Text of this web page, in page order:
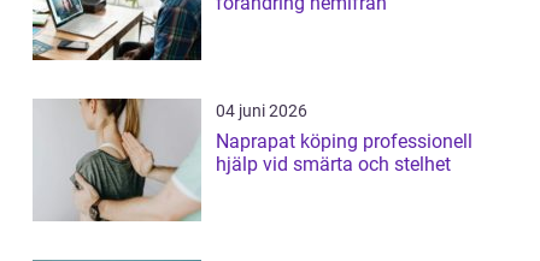
04 juni 2026
Naprapat köping professionell
hjälp vid smärta och stelhet